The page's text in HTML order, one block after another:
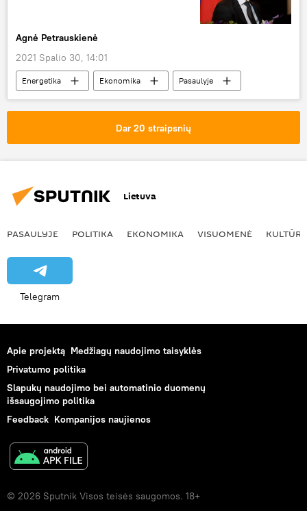
Agnė Petrauskienė
2021 Spalio 30, 14:01
Energetika Ekonomika
Pasaulyje
dujos
Emanuelis Makronas
Dar 20 straipsnių
Lietuva
PASAULYJE POLITIKA EKONOMIKA VISUOMENĖ KULTŪRA
Telegram
Apie projektą Medžiagų naudojimo taisyklės
Privatumo politika
Slapukų naudojimo bei automatinio duomenų
išsaugojimo politika
Feedback Kompanijos naujienos
© 2026 Sputnik Visos teisės saugomos. 18+